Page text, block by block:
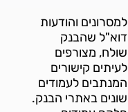
למסרונים והודעות
דוא"ל שהבנק
שולח, מצורפים
לעיתים קישורים
המנתבים לעמודים
שונים באתרי הבנק.